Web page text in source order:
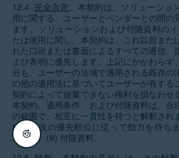
12.4. 完全合意。本契約は、ソリューショ
用に関する、ユーザーとベンダーとの間の
ます。ソリューションおよび付随資料の
たは使用に関し、本契約は、これ以前また
れた口頭または書面によるすべての通信、
よび表明に優先します。上記にかかわらず
分も、ユーザーの法域で適用される既存の
の他の適用法に基づいてユーザーが有する
契約によって放棄できない権利を損なわせ
本契約、適用条件、および付随資料は、合
の範囲で、相互に一貫性を持つと解釈され
場合、次の優先順位に従って効力を持ち
本契約、(iii) 付随資料。